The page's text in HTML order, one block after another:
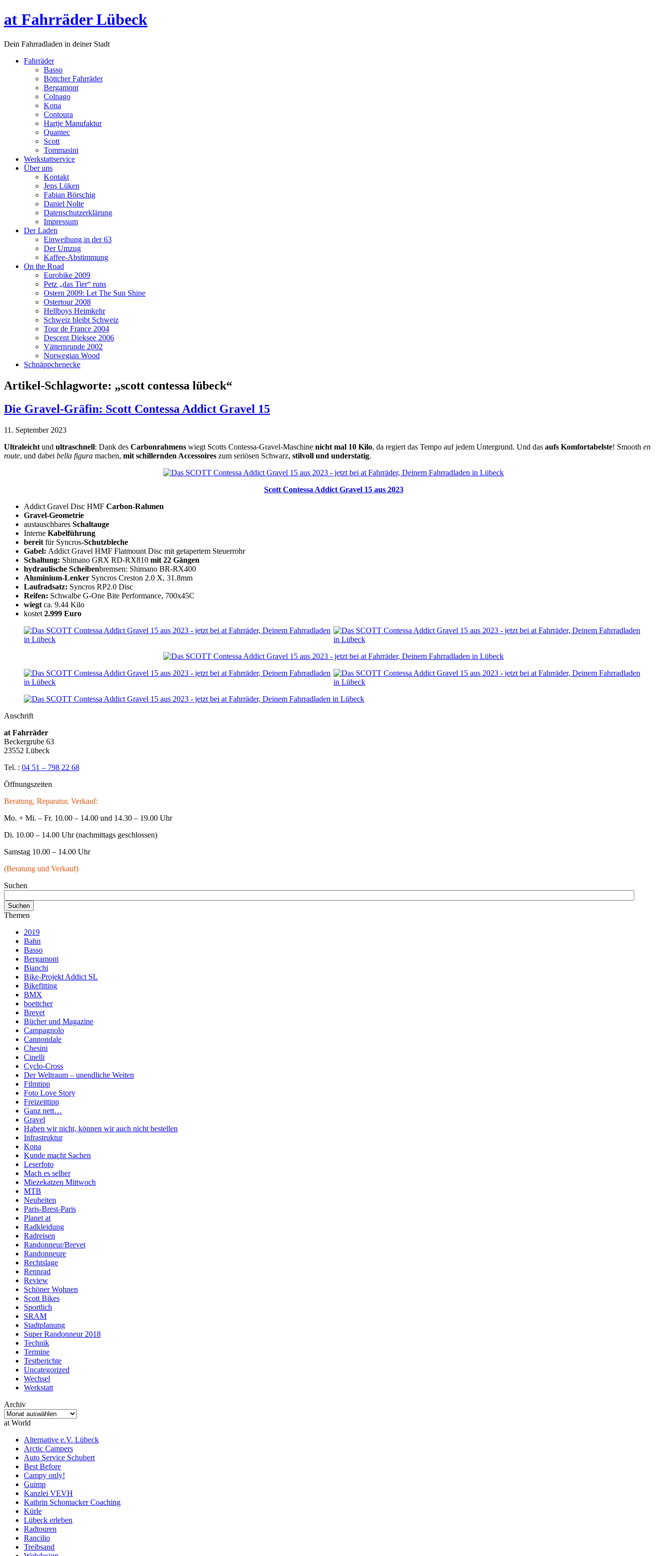
at Fahrräder Lübeck
Dein Fahrradladen in deiner Stadt
Fahrräder
Basso
Böttcher Fahrräder
Bergamont
Colnago
Kona
Contoura
Hartje Manufaktur
Quantec
Scott
Tommasini
Werkstattservice
Über uns
Kontakt
Jens Lüken
Fabian Börschig
Daniel Nolte
Datenschutzerklärung
Impressum
Der Laden
Einweihung in der 63
Der Umzug
Kaffee-Abstimmung
On the Road
Eurobike 2009
Petz „das Tier“ runs
Ostern 2009: Let The Sun Shine
Ostertour 2008
Hellboys Heimkehr
Schweiz bleibt Schweiz
Tour de France 2004
Descent Dieksee 2006
Vätternrunde 2002
Norwegian Wood
Schnäppchenecke
Artikel-Schlagworte: „scott contessa lübeck“
Die Gravel-Gräfin: Scott Contessa Addict Gravel 15
11. September 2023
Ultraleicht und ultraschnell: Dank des Carbonrahmens wiegt Scotts Contessa-Gravel-Maschine nicht mal 10 Kilo, da regiert das Tempo auf jedem Untergrund. Und das aufs Komfortabelste! Smooth en
route, und dabei bella figura machen, mit schillernden Accessoires zum seriösen Schwarz, stilvoll und understatig.
Scott Contessa Addict Gravel 15 aus 2023
Addict Gravel Disc HMF Carbon-Rahmen
Gravel-Geometrie
austauschbares Schaltauge
Interne Kabelführung
bereit für Syncros-Schutzbleche
Gabel: Addict Gravel HMF Flatmount Disc mit getapertem Steuerrohr
Schaltung: Shimano GRX RD-RX810 mit 22 Gängen
hydraulische Scheibenbremsen: Shimano BR-RX400
Aluminium-Lenker Syncros Creston 2.0 X, 31.8mm
Laufradsatz: Syncros RP2.0 Disc
Reifen: Schwalbe G-One Bite Performance, 700x45C
wiegt ca. 9.44 Kilo
kostet 2.999 Euro
Anschrift
at Fahrräder
Beckergrube 63
23552 Lübeck
Tel. : 04 51 – 798 22 68
Öffnungszeiten
Beratung, Reparatur, Verkauf:
Mo. + Mi. – Fr. 10.00 – 14.00 und 14.30 – 19.00 Uhr
Di. 10.00 – 14.00 Uhr (nachmittags geschlossen)
Samstag 10.00 – 14.00 Uhr
(Beratung und Verkauf)
Suchen
Themen
2019
Bahn
Basso
Bergamont
Bianchi
Bike-Projekt Addict SL
Bikefitting
BMX
boettcher
Brevet
Bücher und Magazine
Campagnolo
Cannondale
Chesini
Cinelli
Cyclo-Cross
Der Weltraum – unendliche Weiten
Filmtipp
Foto Love Story
Freizeittipp
Ganz nett…
Gravel
Haben wir nicht, können wir auch nicht bestellen
Infrastruktur
Kona
Kunde macht Sachen
Leserfoto
Mach es selber
Miezekatzen Mittwoch
MTB
Neuheiten
Paris-Brest-Paris
Planet at
Radkleidung
Radreisen
Randonneur/Brevet
Randonneure
Rechtslage
Rennrad
Review
Schöner Wohnen
Scott Bikes
Sportlich
SRAM
Stadtplanung
Super Randonneur 2018
Technik
Termine
Testberichte
Uncategorized
Wechsel
Werkstatt
Archiv
Archiv
at World
Alternative e.V. Lübeck
Arctic Campers
Auto Service Schubert
Best Before
Campy only!
Guimp
Kanzlei VEVH
Kathrin Schomacker Coaching
Kürle
Lübeck erleben
Radtouren
Rancilio
Treibsand